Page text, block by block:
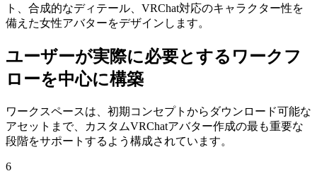
ト、合成的なディテール、VRChat対応のキャラクター性を
備えた女性アバターをデザインします。
ユーザーが実際に必要とするワークフ
ローを中心に構築
ワークスペースは、初期コンセプトからダウンロード可能な
アセットまで、カスタムVRChatアバター作成の最も重要な
段階をサポートするよう構成されています。
6